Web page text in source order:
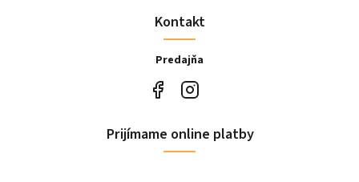
Kontakt
Predajňa
Prijímame online platby